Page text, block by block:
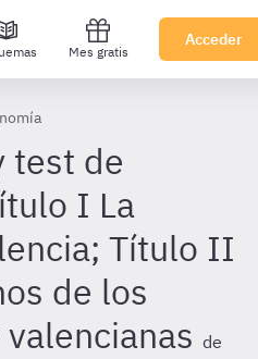
Mes gratis
Acceder
test de
I La
Título II
de los
de